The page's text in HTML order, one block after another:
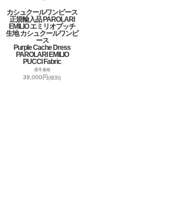
カシュクールワンピース
正規輸入品 PAROLARI
EMILIO エミリオプッチ
生地 カシュクールワンピ
ース
Purple Cache Dress
PAROLARI EMILIO
PUCCI Fabric
通常価格
39,000円(税別)